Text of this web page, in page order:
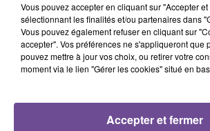
Vous pouvez accepter en cliquant sur "Accepter
sélectionnant les finalités et/ou partenaires dans
Vous pouvez également refuser en cliquant sur
accepter". Vos préférences ne s'appliqueront que
pouvez mettre à jour vos choix, ou retirer votre
moment via le lien "Gérer les cookies" situé en
Accepter et fermer